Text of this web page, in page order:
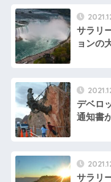
サラリ
ョンの
デベロ
通知書
サラリ